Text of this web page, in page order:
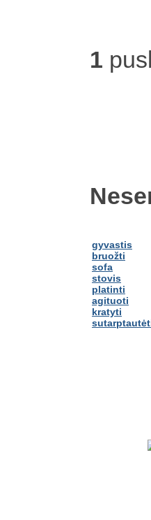
1
gyvastis
bruožti
sofa
stovis
platinti
agituoti
kratyti